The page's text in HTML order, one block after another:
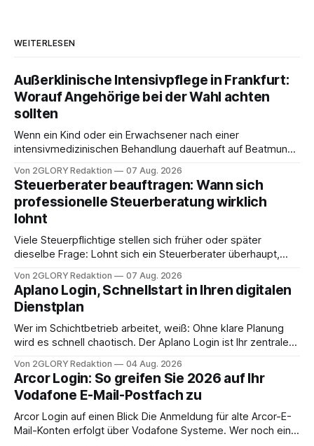
WEITERLESEN
Außerklinische Intensivpflege in Frankfurt:
Worauf Angehörige bei der Wahl achten
sollten
Wenn ein Kind oder ein Erwachsener nach einer
intensivmedizinischen Behandlung dauerhaft auf Beatmung
angewiesen ist, stellt sich für Familien eine schwierige
Frage: Muss die Versorgung dauerhaft in der Klinik bleiben –
oder ist ein Leben zu Hause möglich? Die außerklinische
Intensivpflege bietet genau diese Alternative: Sie
Von 2GLORY Redaktion 07 Aug. 2026
Steuerberater beauftragen: Wann sich
professionelle Steuerberatung wirklich
lohnt
Viele Steuerpflichtige stellen sich früher oder später
dieselbe Frage: Lohnt sich ein Steuerberater überhaupt,
erledigen? Die kurze Antwort: Bei einfachen
Einkommensverhältnissen reicht häufig eine Steuersoftware
aus – sobald jedoch mehrere Einkunftsarten
zusammentreffen oder größere finanzielle Veränderungen
anstehen, zahlt sich professionelle Unterstützung meist
Von 2GLORY Redaktion 07 Aug. 2026
Aplano Login, Schnellstart in Ihren digitalen
Dienstplan
Wer im Schichtbetrieb arbeitet, weiß: Ohne klare Planung
wird es schnell chaotisch. Der Aplano Login ist Ihr zentraler
abwesenheiten und die gesamte kommunikation rund um
Ihr personal digital zu organisieren. In diesem Leitfaden
erfahren Sie alles, was Sie für einen reibungslosen Einstieg
brauchen, von der Registrierung
Von 2GLORY Redaktion 04 Aug. 2026
Arcor Login: So greifen Sie 2026 auf Ihr
Vodafone E-Mail-Postfach zu
Arcor Login auf einen Blick Die Anmeldung für alte Arcor-E-
Mail-Konten erfolgt über Vodafone Systeme. Wer noch eine